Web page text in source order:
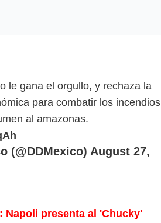
le gana el orgullo, y rechaza la
para combatir los incendios
al amazonas.
(@DDMexico) August 27,
Napoli presenta al 'Chucky'